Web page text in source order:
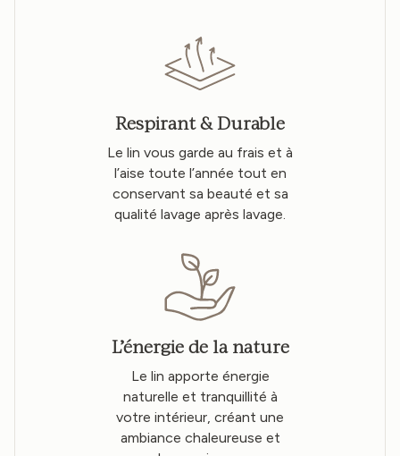
Respirant & Durable
Le lin vous garde au frais et à
l’aise toute l’année tout en
conservant sa beauté et sa
qualité lavage après lavage.
L’énergie de la nature
Le lin apporte énergie
naturelle et tranquillité à
votre intérieur, créant une
ambiance chaleureuse et